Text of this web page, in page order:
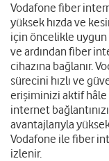
Vodafone fiber
yüksek hızda ve
için öncelikle uygun
ve ardından fiber
cihazına bağlanır.
sürecini hızlı ve
erişiminizi aktif
internet
avantajlarıyla
Vodafone ile fiber
izlenir.